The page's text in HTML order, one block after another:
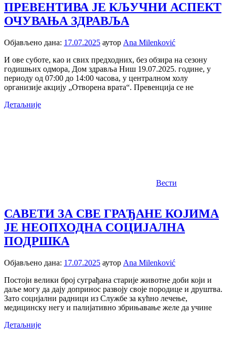
ПРЕВЕНТИВА ЈЕ КЉУЧНИ АСПЕКТ
ОЧУВАЊА ЗДРАВЉА
Објављено дана: 17.07.2025 аутор Ana Milenković
И ове суботе, као и свих предходних, без обзира на сезону
годишњих одмора, Дом здравља Ниш 19.07.2025. године, у
периоду од 07:00 до 14:00 часова, у централном холу
организије акцију „Отворена врата“. Превенција се не
Детаљније
Вести
САВЕТИ ЗА СВЕ ГРАЂАНЕ КОЈИМА
ЈЕ НЕОПХОДНА СОЦИЈАЛНА
ПОДРШКА
Објављено дана: 17.07.2025 аутор Ana Milenković
Постоји велики број суграђана старије животне доби који и
даље могу да дају допринос развоју своје породице и друштва.
Зато социјални радници из Службе за кућно лечење,
медицинску негу и палијативно збрињавање желе да учине
Детаљније